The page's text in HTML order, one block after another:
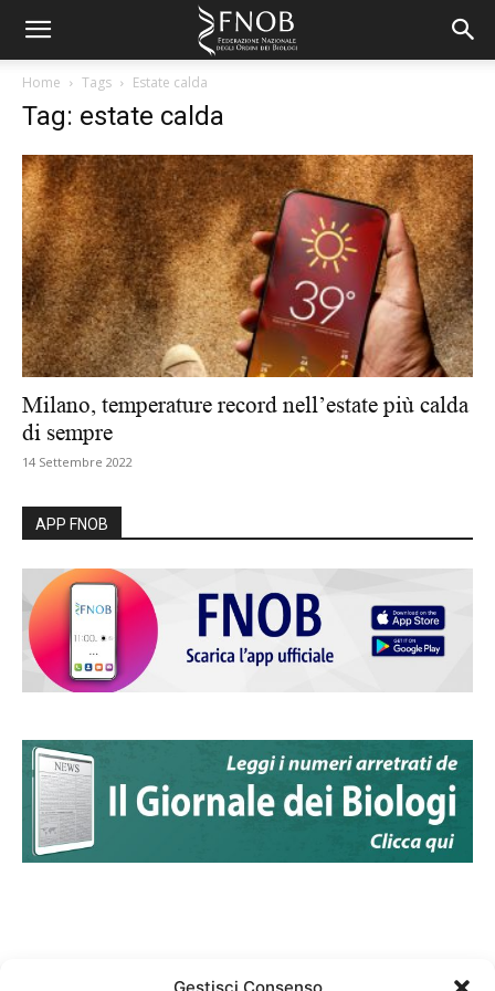
Home Tags Estate calda
Tag: estate calda
Milano, temperature record nell’estate più calda
di sempre
14 Settembre 2022
APP FNOB